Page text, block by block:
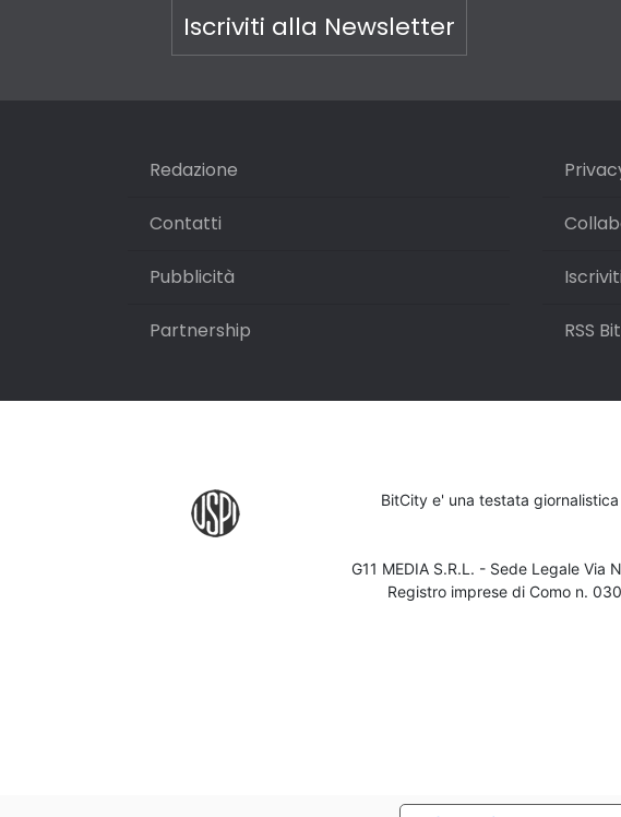
Iscriviti alla Newsletter
Redazione
Contatti
Pubblicità
Partnership RSS
BitCity e' una testata
G11 MEDIA S.R.L. - Sede Legale Via
Registro imprese di Como n.